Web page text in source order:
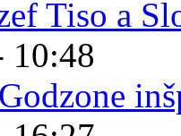
Tiso a
10:48